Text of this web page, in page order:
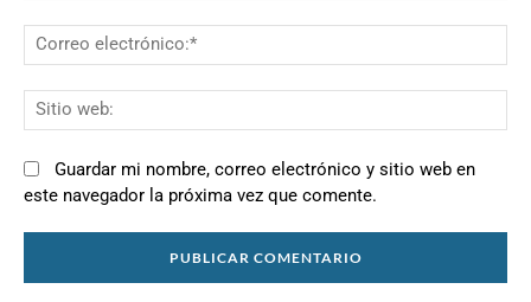
Guardar mi nombre, correo electrónico y sitio web en
este navegador la próxima vez que comente.